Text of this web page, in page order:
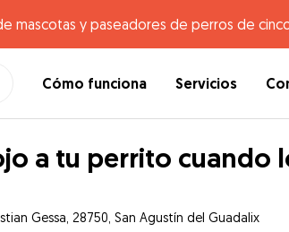
mascotas y paseadores de perros de
Cómo funciona Servicios
a tu perrito cuando
Gessa, 28750, San Agustín del Guadalix